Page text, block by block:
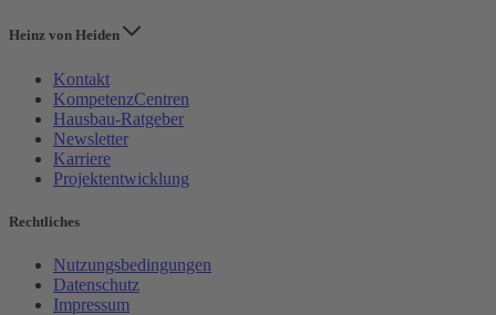
Heinz von Heiden
Kontakt
KompetenzCentren
Hausbau-Ratgeber
Newsletter
Karriere
Projektentwicklung
Rechtliches
Nutzungsbedingungen
Datenschutz
Impressum